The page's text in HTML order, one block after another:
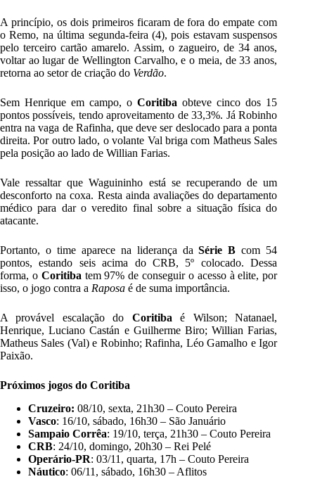
A princípio, os dois primeiros ficaram de fora do empate com
o Remo, na última segunda-feira (4), pois estavam suspensos
pelo terceiro cartão amarelo. Assim, o zagueiro, de 34 anos,
voltar ao lugar de Wellington Carvalho, e o meia, de 33 anos,
retorna ao setor de criação do Verdão.
Sem Henrique em campo, oCoritiba obteve cinco dos 15
pontos possíveis, tendo aproveitamento de 33,3%. Já Robinho
entra na vaga de Rafinha, que deve ser deslocado para a ponta
direita. Por outro lado, o volante Val briga com Matheus Sales
pela posição ao lado de Willian Farias.
Vale ressaltar que Waguininho está se recuperando de um
desconforto na coxa. Resta ainda avaliações do departamento
médico para dar o veredito final sobre a situação física do
atacante.
Portanto, o time aparece na liderança daSérie B com 54
pontos, estando seis acima do CRB, 5º colocado. Dessa
forma, oCoritiba tem 97% de conseguir o acesso à elite, por
isso, o jogo contra a Raposa é de suma importância.
A provável escalação do Coritiba é Wilson; Natanael,
Henrique, Luciano Castán e Guilherme Biro; Willian Farias,
Matheus Sales (Val) e Robinho; Rafinha, Léo Gamalho e Igor
Paixão.
Próximos jogos do Coritiba
Cruzeiro: 08/10, sexta, 21h30 – Couto Pereira
Vasco: 16/10, sábado, 16h30 – São Januário
Sampaio Corrêa: 19/10, terça, 21h30 – Couto Pereira
CRB: 24/10, domingo, 20h30 – Rei Pelé
Operário-PR: 03/11, quarta, 17h – Couto Pereira
Náutico: 06/11, sábado, 16h30 – Aflitos